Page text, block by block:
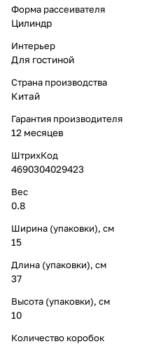
Форма рассеивателя
Цилиндр
Интерьер
Для гостиной
Страна производства
Китай
Гарантия производителя
12 месяцев
ШтрихКод
4690304029423
Вес
0.8
Ширина (упаковки), см
15
Длина (упаковки), см
37
Высота (упаковки), см
10
Количество коробок